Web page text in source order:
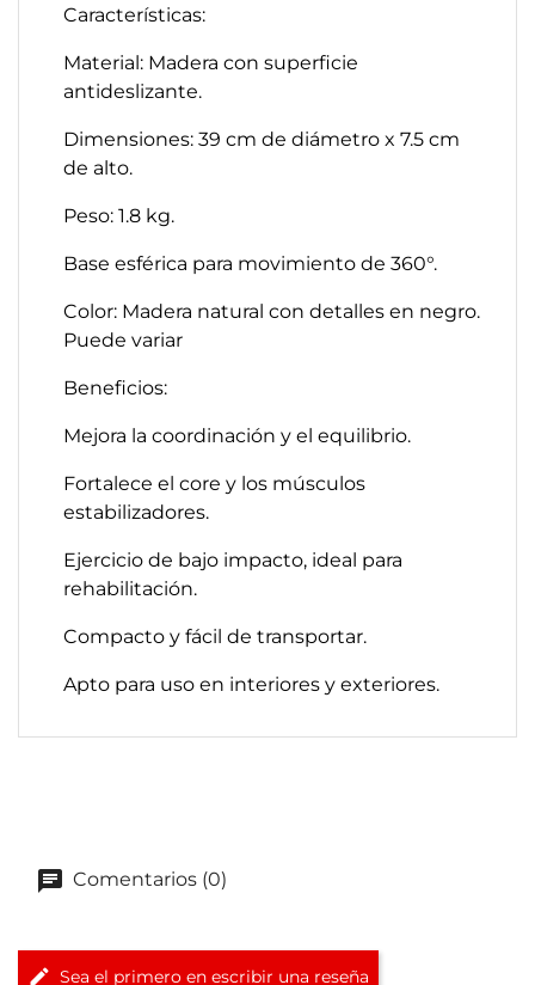
Características:
Material: Madera con superficie
antideslizante.
Dimensiones: 39 cm de diámetro x 7.5 cm
de alto.
Peso: 1.8 kg.
Base esférica para movimiento de 360°.
Color: Madera natural con detalles en negro.
Puede variar
Beneficios:
Mejora la coordinación y el equilibrio.
Fortalece el core y los músculos
estabilizadores.
Ejercicio de bajo impacto, ideal para
rehabilitación.
Compacto y fácil de transportar.
Apto para uso en interiores y exteriores.
Comentarios (0)
Sea el primero en escribir una reseña